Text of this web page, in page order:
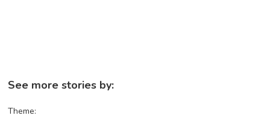
See more stories by:
Theme: